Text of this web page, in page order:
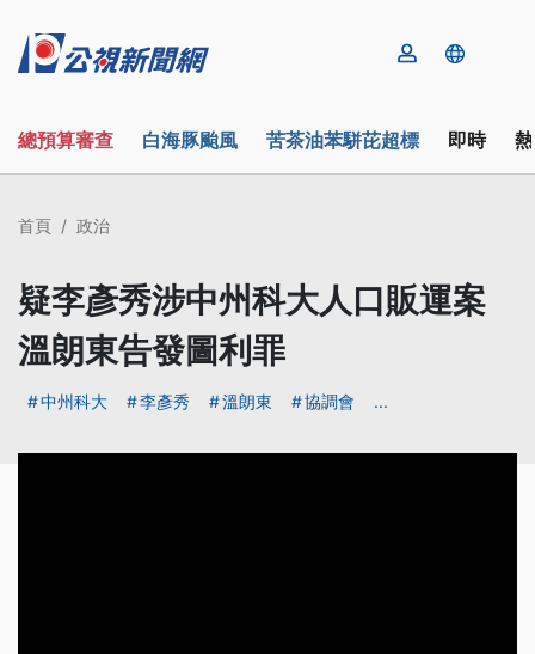
總預算審查 白海豚颱風 苦茶油苯駢芘超標 即時
首頁 政治
疑李彥秀涉中州科大人口販運案
溫朗東告發圖利罪
中州科大 李彥秀 溫朗東 協調會 ...